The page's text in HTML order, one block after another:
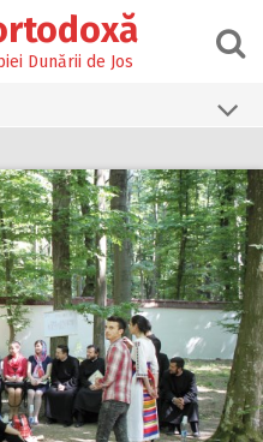
Dunării de Jos